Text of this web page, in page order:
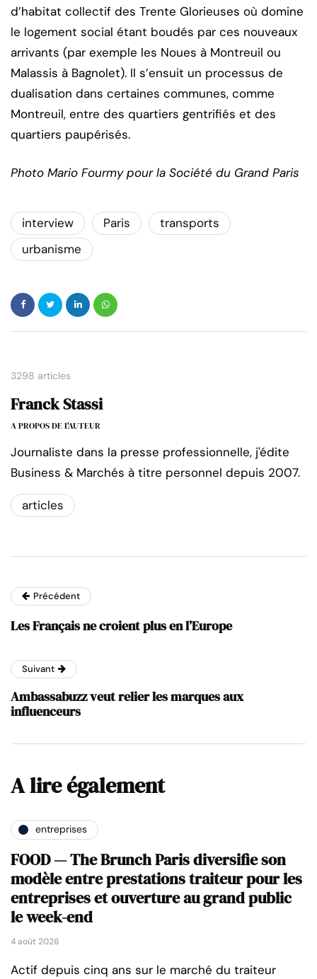
d’habitat collectif des Trente Glorieuses où domine
le logement social étant boudés par ces nouveaux
arrivants (par exemple les Noues à Montreuil ou
Malassis à Bagnolet). Il s’ensuit un processus de
dualisation dans certaines communes, comme
Montreuil, entre des quartiers gentrifiés et des
quartiers paupérisés.
Photo Mario Fourmy pour la Société du Grand Paris
interview Paris
transports
urbanisme
3298 articles
Franck Stassi
A PROPOS DE L'AUTEUR
Journaliste dans la presse professionnelle, j'édite
Business & Marchés à titre personnel depuis 2007.
articles
Précédent
Les Français ne croient plus en l’Europe
Suivant
Ambassabuzz veut relier les marques aux
influenceurs
A lire également
entreprises
FOOD — The Brunch Paris diversifie son
modèle entre prestations traiteur pour les
entreprises et ouverture au grand public
le week-end
4 août 2026
Actif depuis cinq ans sur le marché du traiteur